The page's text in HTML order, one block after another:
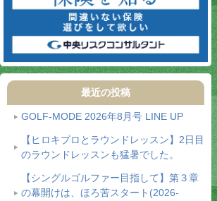
最近の投稿
GOLF-MODE 2026年8月号 LINE UP
【ヒロキプロとラウンドレッスン】2日目
のラウンドレッスンも猛暑でした。
【シングルゴルファー目指して】第３章
の幕開けは、ほろ苦スタート(2026-